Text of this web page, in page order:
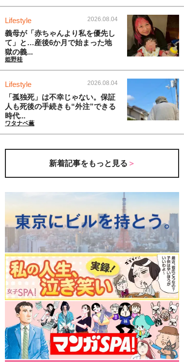
Lifestyle 2026.08.04
義母が「赤ちゃんより私を優先し
て」と…産後6か月で始まった地
獄の義...
姫野桂
Lifestyle 2026.08.04
「孤独死」は不幸じゃない。保証
人も死後の手続きも“外注”できる
時代...
ワタナベ薫
新着記事をもっと見る